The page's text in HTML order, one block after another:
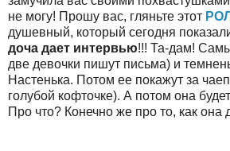
не могу! Прошу вас, гляньте этот
душевный, который сегодня
доча дает интервью!!! Та-дам!
две девочки пишут письма) и
Настенька. Потом ее покажут за
голубой кофточке). А потом она
Про что? Конечно же про то, как